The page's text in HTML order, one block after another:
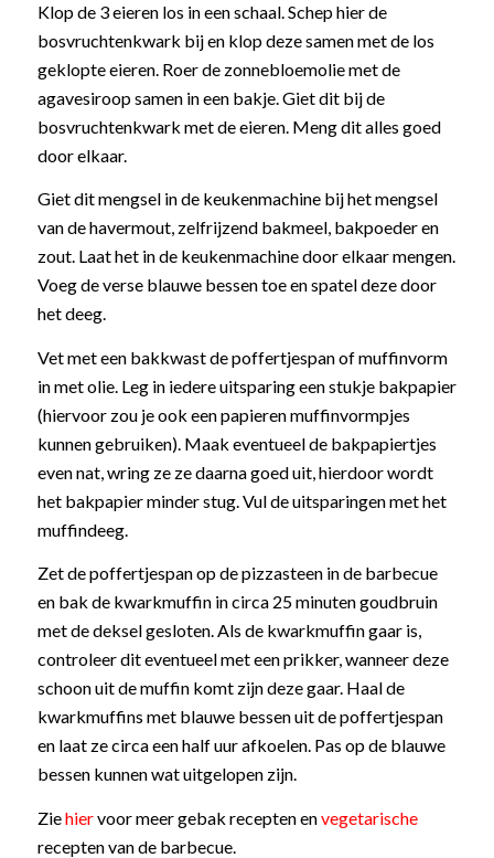
Klop de 3 eieren los in een schaal. Schep hier de
bosvruchtenkwark bij en klop deze samen met de los
geklopte eieren. Roer de zonnebloemolie met de
agavesiroop samen in een bakje. Giet dit bij de
bosvruchtenkwark met de eieren. Meng dit alles goed
door elkaar.
Giet dit mengsel in de keukenmachine bij het mengsel
van de havermout, zelfrijzend bakmeel, bakpoeder en
zout. Laat het in de keukenmachine door elkaar mengen.
Voeg de verse blauwe bessen toe en spatel deze door
het deeg.
Vet met een bakkwast de poffertjespan of muffinvorm
in met olie. Leg in iedere uitsparing een stukje bakpapier
(hiervoor zou je ook een papieren muffinvormpjes
kunnen gebruiken). Maak eventueel de bakpapiertjes
even nat, wring ze ze daarna goed uit, hierdoor wordt
het bakpapier minder stug. Vul de uitsparingen met het
muffindeeg.
Zet de poffertjespan op de pizzasteen in de barbecue
en bak de kwarkmuffin in circa 25 minuten goudbruin
met de deksel gesloten. Als de kwarkmuffin gaar is,
controleer dit eventueel met een prikker, wanneer deze
schoon uit de muffin komt zijn deze gaar. Haal de
kwarkmuffins met blauwe bessen uit de poffertjespan
en laat ze circa een half uur afkoelen. Pas op de blauwe
bessen kunnen wat uitgelopen zijn.
Ziehiervoor meer gebak recepten envegetarische
recepten van de barbecue.